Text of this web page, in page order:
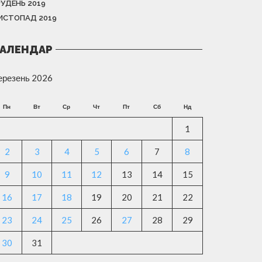
2019
2019
2026
Пн Вт Ср Чт Пт Сб Нд
1
2 3 4 5 6 7 8
9 10 11 12 13 14 15
16 17 18 19 20 21 22
23 24 25 26 27 28 29
30 31